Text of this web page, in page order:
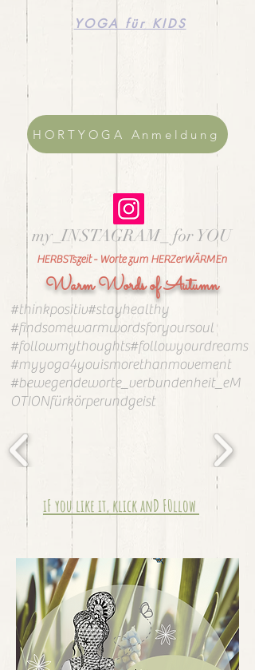
YOGA für KIDS
HORTYOGA Anmeldung
my_INSTAGRAM_ for YOU
HERBSTszeit - Worte zum HERZerWÄRMEn
Warm Words of Autumn
#thinkpositiv#stayhealthy
#findsomewarmwordsforyoursoul
#followmythoughts#followyourdreams
#myyoga4youismorethanmovement
#bewegendeworte_verbundenheit_eM
OTIONfürkörperundgeist
iF you like it, klick anD F0llow